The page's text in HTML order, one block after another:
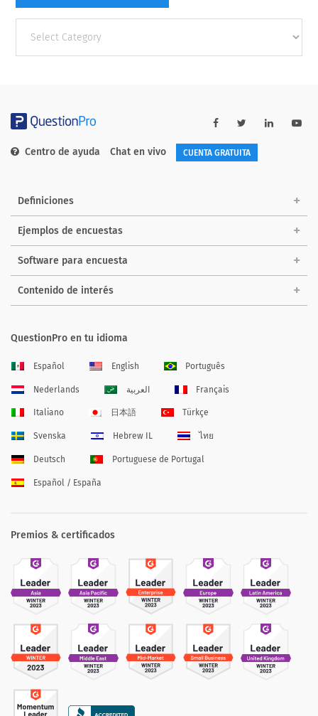
categories
Centro de ayuda Chat en vivo CUENTA GRATUITA
Definiciones
Ejemplos de encuestas
Software para encuesta
Contenido de interés
QuestionPro en tu idioma
Español English Português
Nederlands العربية Français
Italiano 日本語 Türkçe
Svenska Hebrew IL ไทย
Deutsch Portuguese de Portugal
Español / España
Premios & certificados